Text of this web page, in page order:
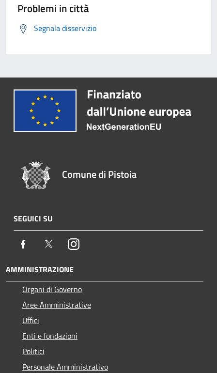
Problemi in città
Segnala disservizio
Comune di Pistoia
SEGUICI SU
Facebook TwitterInstagram
AMMINISTRAZIONE
Organi di Governo
Aree Amministrative
Uffici
Enti e fondazioni
Politici
Personale Amministrativo